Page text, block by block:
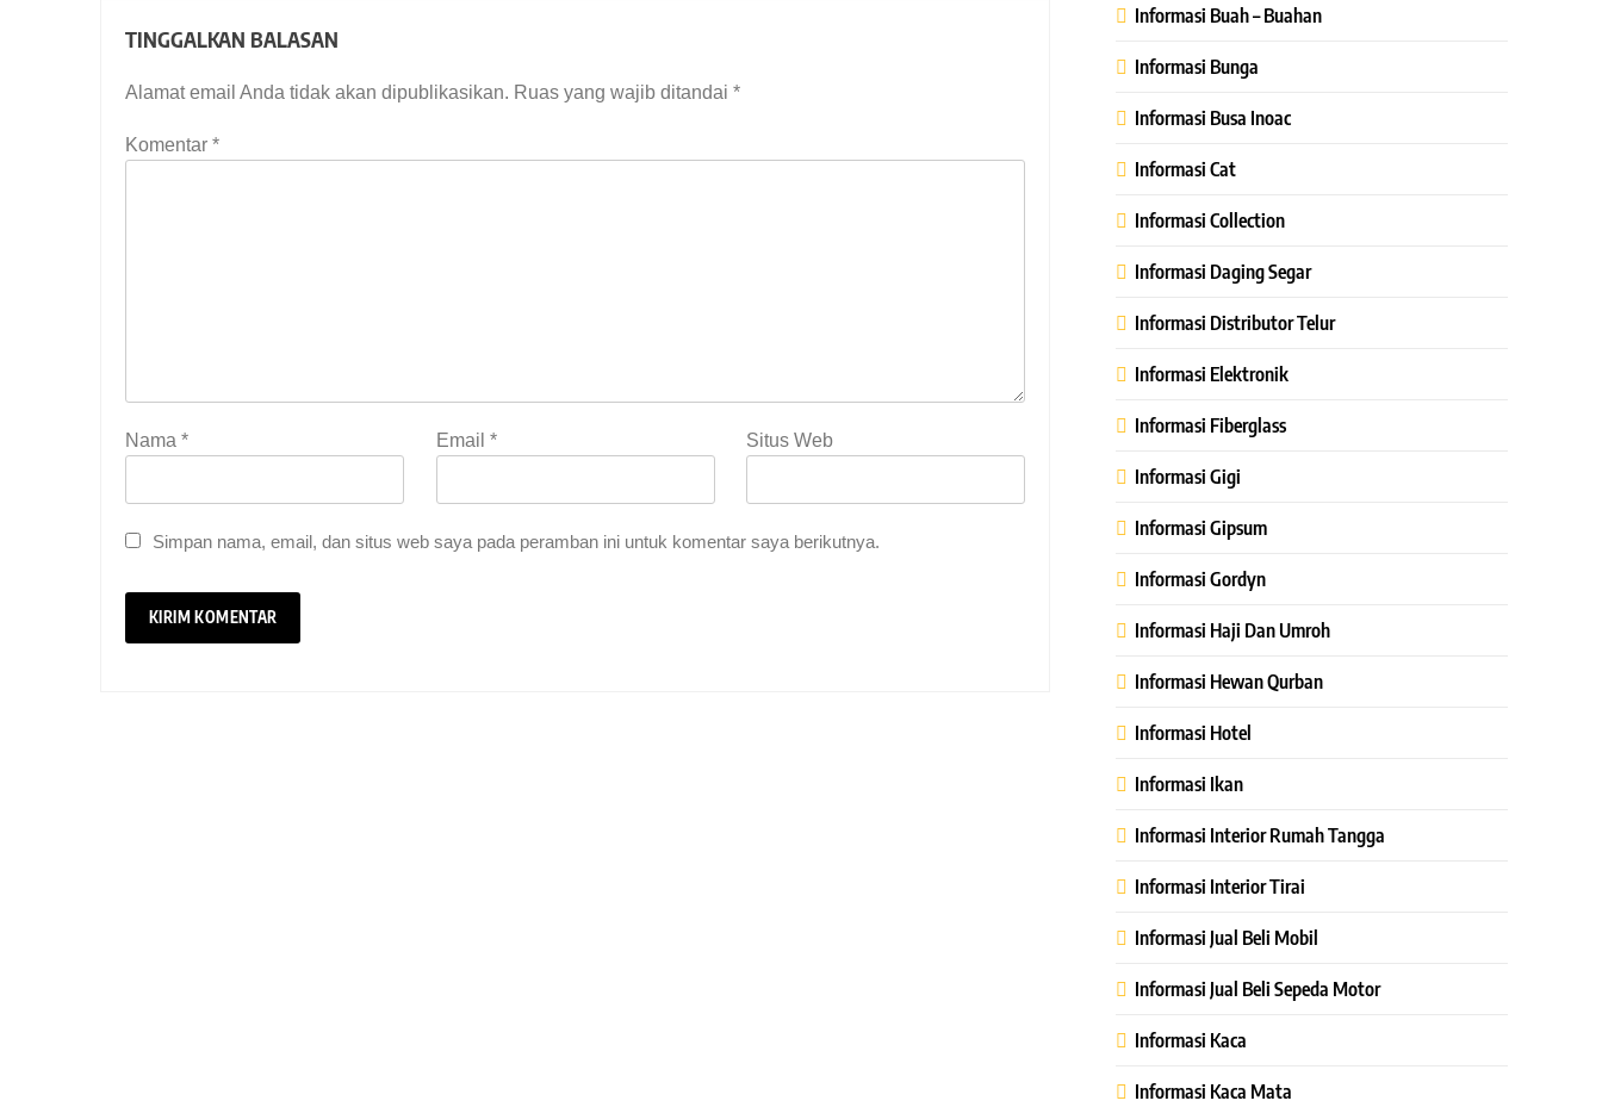
TINGGALKAN BALASAN
Alamat email Anda tidak akan dipublikasikan. Ruas yang wajib ditandai *
Komentar *
Nama * Email * Situs Web
Simpan nama, email, dan situs web saya pada peramban ini untuk komentar saya berikutnya.
Informasi Buah – Buahan
Informasi Bunga
Informasi Busa Inoac
Informasi Cat
Informasi Collection
Informasi Daging Segar
Informasi Distributor Telur
Informasi Elektronik
Informasi Fiberglass
Informasi Gigi
Informasi Gipsum
Informasi Gordyn
Informasi Haji Dan Umroh
Informasi Hewan Qurban
Informasi Hotel
Informasi Ikan
Informasi Interior Rumah Tangga
Informasi Interior Tirai
Informasi Jual Beli Mobil
Informasi Jual Beli Sepeda Motor
Informasi Kaca
Informasi Kaca Mata